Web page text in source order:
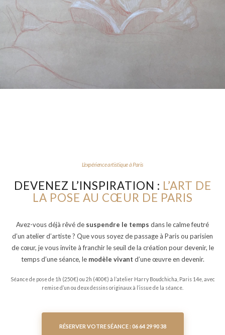
L’expérience artistique à Paris
DEVENEZ L’INSPIRATION : L’ART DE
LA POSE AU CŒUR DE PARIS
Avez-vous déjà rêvé de suspendre le temps dans le calme feutré
d’un atelier d’artiste ? Que vous soyez de passage à Paris ou parisien
de cœur, je vous invite à franchir le seuil de la création pour devenir, le
temps d’une séance, le modèle vivant d’une œuvre en devenir.
Séance de pose de 1h (250€) ou 2h (400€) à l’atelier Harry Boudchicha, Paris 14e, avec
remise d’un ou deux dessins originaux à l’issue de la séance.
RÉSERVER VOTRE SÉANCE : 06 64 29 90 38